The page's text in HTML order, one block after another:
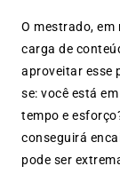
O mestrado, em
carga de
aproveitar esse
se: você está
tempo e
conseguirá
pode ser